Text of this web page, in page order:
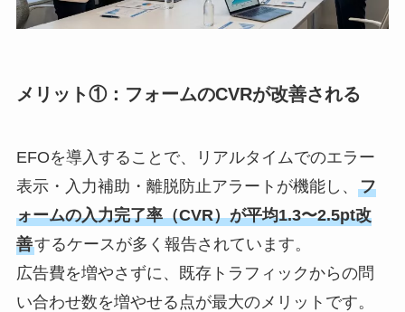
メリット①：フォームのCVRが改善される
EFOを導入することで、リアルタイムでのエラー
表示・入力補助・離脱防止アラートが機能し、 フ
ォームの入力完了率（CVR）が平均1.3〜2.5pt改
善するケースが多く報告されています。
広告費を増やさずに、既存トラフィックからの問
い合わせ数を増やせる点が最大のメリットです。